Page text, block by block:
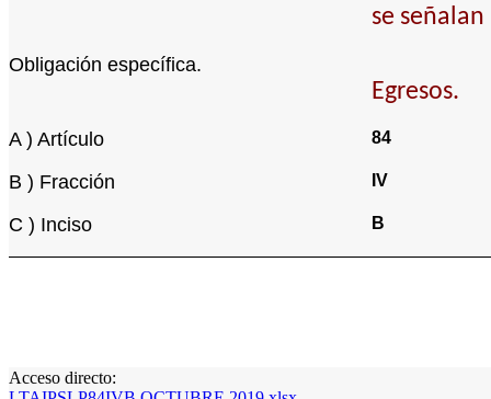
se señalan
Obligación específica.
Egresos.
A ) Artículo 84
B ) Fracción IV
C ) Inciso B
Acceso directo: